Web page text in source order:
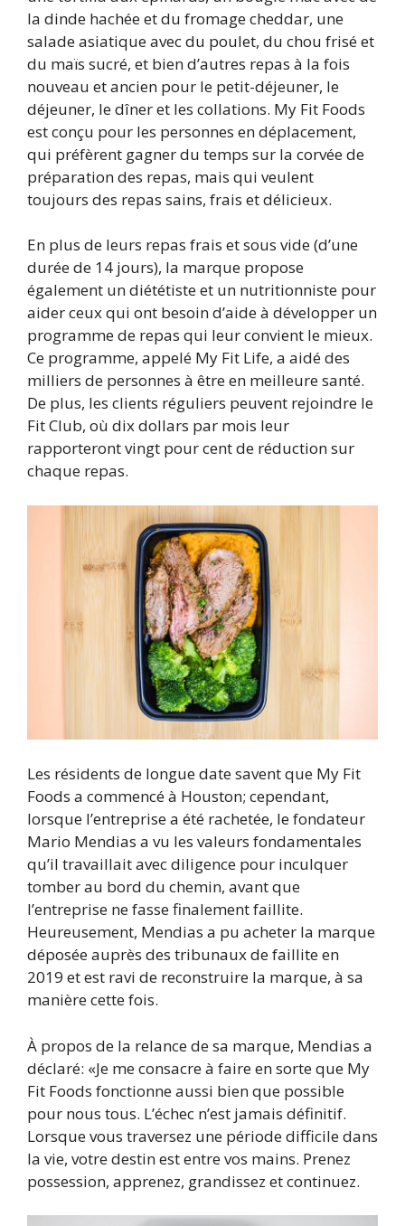
la dinde hachée et du fromage cheddar, une
salade asiatique avec du poulet, du chou frisé et
du maïs sucré, et bien d’autres repas à la fois
nouveau et ancien pour le petit-déjeuner, le
déjeuner, le dîner et les collations. My Fit Foods
est conçu pour les personnes en déplacement,
qui préfèrent gagner du temps sur la corvée de
préparation des repas, mais qui veulent
toujours des repas sains, frais et délicieux.
En plus de leurs repas frais et sous vide (d’une
durée de 14 jours), la marque propose
également un diététiste et un nutritionniste pour
aider ceux qui ont besoin d’aide à développer un
programme de repas qui leur convient le mieux.
Ce programme, appelé My Fit Life, a aidé des
milliers de personnes à être en meilleure santé.
De plus, les clients réguliers peuvent rejoindre le
Fit Club, où dix dollars par mois leur
rapporteront vingt pour cent de réduction sur
chaque repas.
Les résidents de longue date savent que My Fit
Foods a commencé à Houston; cependant,
lorsque l’entreprise a été rachetée, le fondateur
Mario Mendias a vu les valeurs fondamentales
qu’il travaillait avec diligence pour inculquer
tomber au bord du chemin, avant que
l’entreprise ne fasse finalement faillite.
Heureusement, Mendias a pu acheter la marque
déposée auprès des tribunaux de faillite en
2019 et est ravi de reconstruire la marque, à sa
manière cette fois.
À propos de la relance de sa marque, Mendias a
déclaré: «Je me consacre à faire en sorte que My
Fit Foods fonctionne aussi bien que possible
pour nous tous. L’échec n’est jamais définitif.
Lorsque vous traversez une période difficile dans
la vie, votre destin est entre vos mains. Prenez
possession, apprenez, grandissez et continuez.